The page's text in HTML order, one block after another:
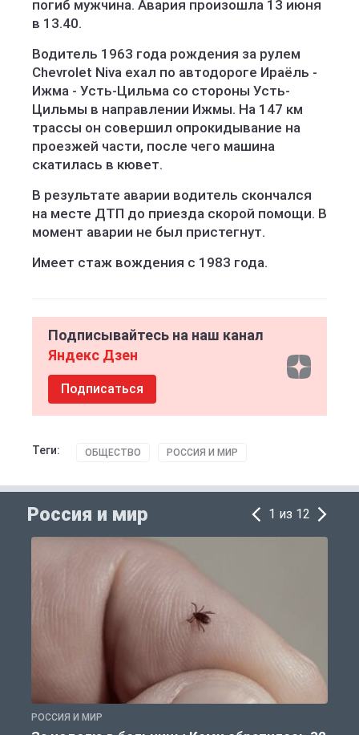
погиб мужчина. Авария произошла 13 июня
в 13.40.
Водитель 1963 года рождения за рулем
Chevrolet Niva ехал по автодороге Ираёль -
Ижма - Усть-Цильма со стороны Усть-
Цильмы в направлении Ижмы. На 147 км
трассы он совершил опрокидывание на
проезжей части, после чего машина
скатилась в кювет.
В результате аварии водитель скончался
на месте ДТП до приезда скорой помощи. В
момент аварии не был пристегнут.
Имеет стаж вождения с 1983 года.
Подписывайтесь на наш канал
Яндекс Дзен
Подписаться
Теги: ОБЩЕСТВО РОССИЯ И МИР
Россия и мир 1 из 12
РОССИЯ И МИР